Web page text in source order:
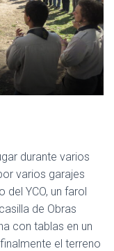
durante varios
varios garajes
del YCO, un farol
de Obras
con tablas en un
el terreno